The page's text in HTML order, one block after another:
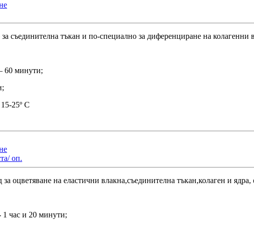
за съединителна тъкан и по-специално за диференциране на
60 минути;
15-25º С
оп.
за оцветяване на еластични влакна,съединителна тъкан,колаген и
1 час и 20 минути;